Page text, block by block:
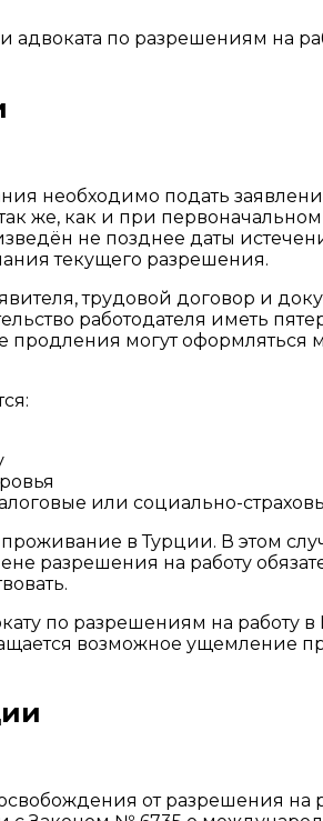
по разрешениям на
необходимо подать
же, как и при
не позднее даты
текущего разрешения.
трудовой договор и
работодателя иметь
могут оформляться
или социально-
в Турции. В этом
разрешения на работу
по разрешениям на работу
возможное ущемление
от разрешения на